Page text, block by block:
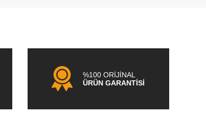
%100 ORİJİNAL
ÜRÜN GARANTİSİ